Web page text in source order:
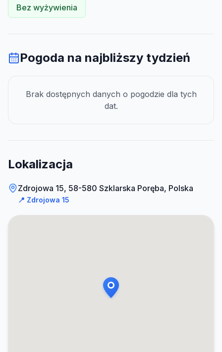
Bez wyżywienia
Pogoda na najbliższy tydzień
Brak dostępnych danych o pogodzie dla tych
dat.
Lokalizacja
Zdrojowa 15, 58-580 Szklarska Poręba, Polska
📍 Zdrojowa 15